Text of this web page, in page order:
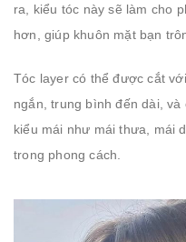
ra, kiểu tóc này sẽ làm cho
hơn, giúp khuôn mặt bạn
Tóc layer có thể được cắt
ngắn, trung bình đến dài,
kiểu mái như mái thưa, mái
trong phong cách.